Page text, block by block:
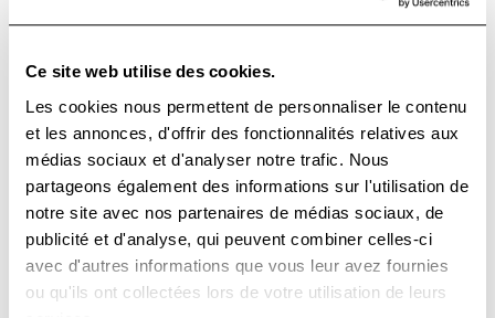
Ce site web utilise des cookies.
Les cookies nous permettent de personnaliser le contenu
et les annonces, d'offrir des fonctionnalités relatives aux
médias sociaux et d'analyser notre trafic. Nous
partageons également des informations sur l'utilisation de
notre site avec nos partenaires de médias sociaux, de
publicité et d'analyse, qui peuvent combiner celles-ci
avec d'autres informations que vous leur avez fournies
ou qu'ils ont collectées lors de votre utilisation de leurs
Interpretation:Genetic factors
underlying disease heterogeneity
differ from variants associated
with MS susceptibility. Our findings
imply that genetic variation within
the Wnt signaling and vitamin D
pathways contributes to